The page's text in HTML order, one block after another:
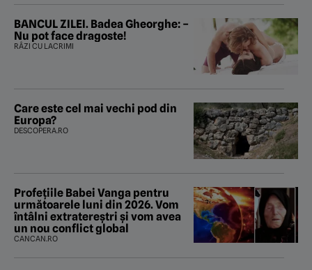
BANCUL ZILEI. Badea Gheorghe: –
Nu pot face dragoste!
RÂZI CU LACRIMI
Care este cel mai vechi pod din
Europa?
DESCOPERA.RO
Profețiile Babei Vanga pentru
următoarele luni din 2026. Vom
întâlni extratereștri și vom avea
un nou conflict global
CANCAN.RO